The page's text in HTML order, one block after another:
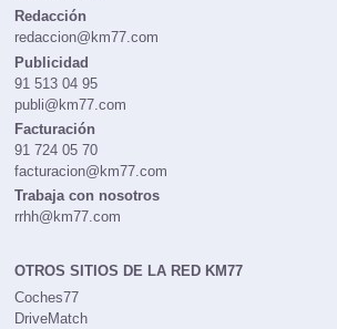
Redacción
redaccion@km77.com
Publicidad
91 513 04 95
publi@km77.com
Facturación
91 724 05 70
facturacion@km77.com
Trabaja con nosotros
rrhh@km77.com
OTROS SITIOS DE LA RED KM77
Coches77
DriveMatch